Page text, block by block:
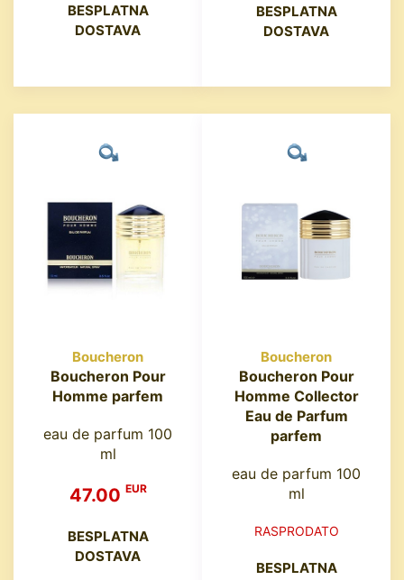
BESPLATNA
DOSTAVA
BESPLATNA
DOSTAVA
Boucheron
Boucheron Pour
Homme parfem
eau de parfum 100
ml
47.00 EUR
BESPLATNA
DOSTAVA
Boucheron
Boucheron Pour
Homme Collector
Eau de Parfum
parfem
eau de parfum 100
ml
RASPRODATO
BESPLATNA